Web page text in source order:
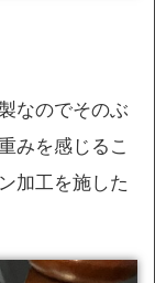
なのでそのぶ
みを感じるこ
加工を施した